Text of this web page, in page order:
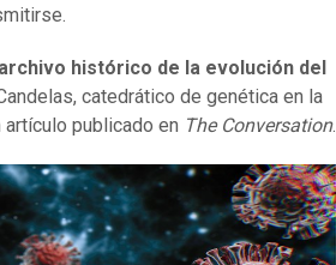
histórico de la evolución del
catedrático de genética en la
artículo publicado en The Conversation.